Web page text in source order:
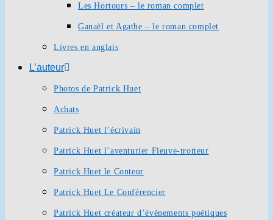
Les Hortours – le roman complet
Ganaël et Agathe – le roman complet
Livres en anglais
L’auteur
Photos de Patrick Huet
Achats
Patrick Huet l’écrivain
Patrick Huet l’aventurier Fleuve-trotteur
Patrick Huet le Conteur
Patrick Huet Le Conférencier
Patrick Huet créateur d’événements poétiques